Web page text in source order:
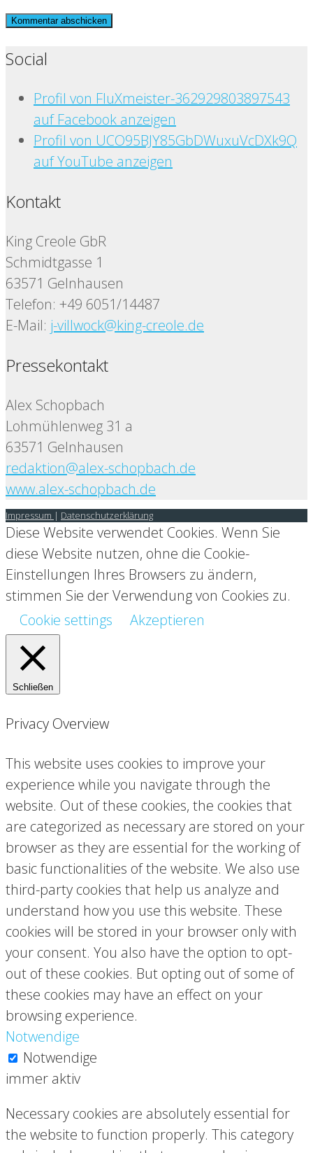
Social
Profil von FluXmeister-362929803897543
auf Facebook anzeigen
Profil von UCO95BJY85GbDWuxuVcDXk9Q
auf YouTube anzeigen
Kontakt
King Creole GbR
Schmidtgasse 1
63571 Gelnhausen
Telefon: +49 6051/14487
E-Mail: j-villwock@king-creole.de
Pressekontakt
Alex Schopbach
Lohmühlenweg 31 a
63571 Gelnhausen
redaktion@alex-schopbach.de
www.alex-schopbach.de
Impressum | Datenschutzerklärung
Diese Website verwendet Cookies. Wenn Sie
diese Website nutzen, ohne die Cookie-
Einstellungen Ihres Browsers zu ändern,
stimmen Sie der Verwendung von Cookies zu.
Cookie settings
Akzeptieren
Schließen
Privacy Overview
This website uses cookies to improve your
experience while you navigate through the
website. Out of these cookies, the cookies that
are categorized as necessary are stored on your
browser as they are essential for the working of
basic functionalities of the website. We also use
third-party cookies that help us analyze and
understand how you use this website. These
cookies will be stored in your browser only with
your consent. You also have the option to opt-
out of these cookies. But opting out of some of
these cookies may have an effect on your
browsing experience.
Notwendige
Notwendige
immer aktiv
Necessary cookies are absolutely essential for
the website to function properly. This category